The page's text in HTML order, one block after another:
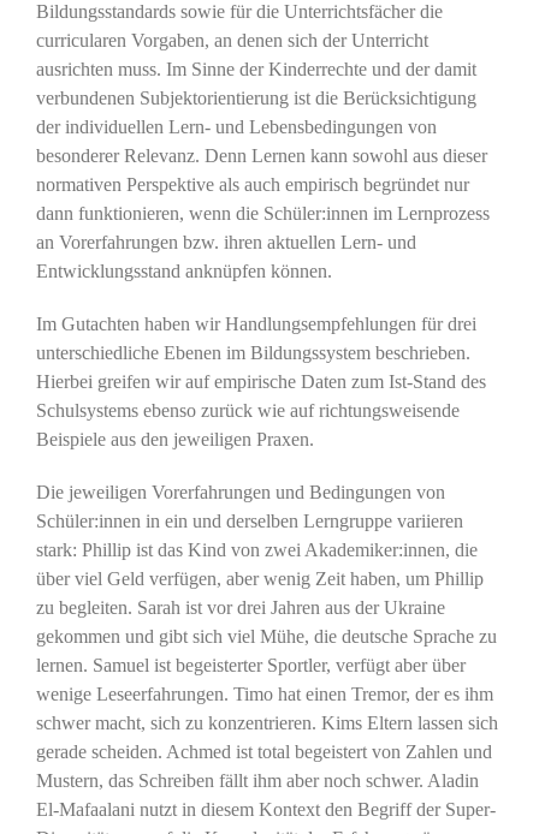
Bildungsstandards sowie für die Unterrichtsfächer die
curricularen Vorgaben, an denen sich der Unterricht
ausrichten muss. Im Sinne der Kinderrechte und der damit
verbundenen Subjektorientierung ist die Berücksichtigung
der individuellen Lern- und Lebensbedingungen von
besonderer Relevanz. Denn Lernen kann sowohl aus dieser
normativen Perspektive als auch empirisch begründet nur
dann funktionieren, wenn die Schüler:innen im Lernprozess
an Vorerfahrungen bzw. ihren aktuellen Lern- und
Entwicklungsstand anknüpfen können.
Im Gutachten haben wir Handlungsempfehlungen für drei
unterschiedliche Ebenen im Bildungssystem beschrieben.
Hierbei greifen wir auf empirische Daten zum Ist-Stand des
Schulsystems ebenso zurück wie auf richtungsweisende
Beispiele aus den jeweiligen Praxen.
Die jeweiligen Vorerfahrungen und Bedingungen von
Schüler:innen in ein und derselben Lerngruppe variieren
stark: Phillip ist das Kind von zwei Akademiker:innen, die
über viel Geld verfügen, aber wenig Zeit haben, um Phillip
zu begleiten. Sarah ist vor drei Jahren aus der Ukraine
gekommen und gibt sich viel Mühe, die deutsche Sprache zu
lernen. Samuel ist begeisterter Sportler, verfügt aber über
wenige Leseerfahrungen. Timo hat einen Tremor, der es ihm
schwer macht, sich zu konzentrieren. Kims Eltern lassen sich
gerade scheiden. Achmed ist total begeistert von Zahlen und
Mustern, das Schreiben fällt ihm aber noch schwer. Aladin
El-Mafaalani nutzt in diesem Kontext den Begriff der Super-